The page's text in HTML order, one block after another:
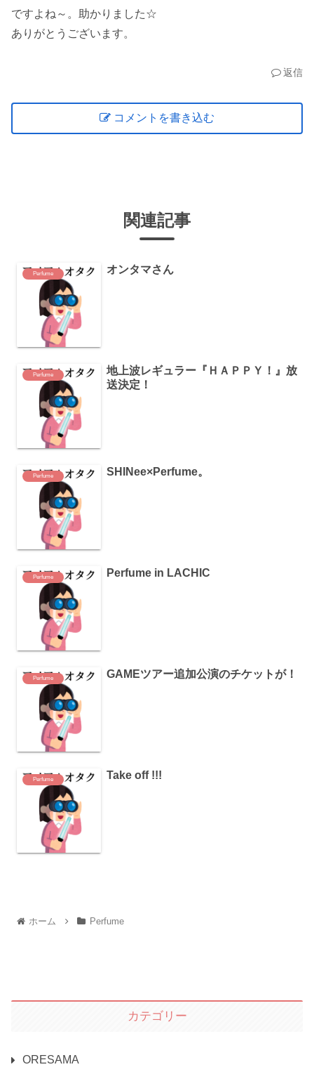
関連記事
Perfume オンタマさん
Perfume
地上波レギュラー『ＨＡＰＰＹ！』放
送決定！
Perfume SHINee×Perfume。
Perfume Perfume in LACHIC
Perfume GAMEツアー追加公演のチケットが！
Perfume Take off !!!
ですよね～。助かりました☆
ありがとうございます。
返信
コメントを書き込む
ホーム Perfume
カテゴリー
ORESAMA